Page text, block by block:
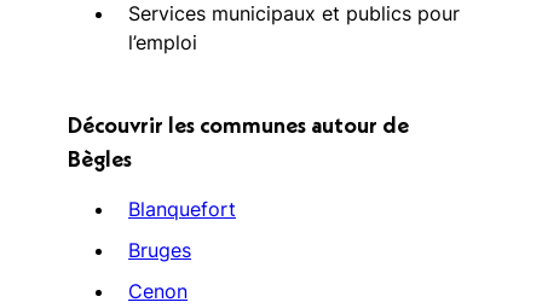
Services municipaux et publics pour
l’emploi
Découvrir les communes autour de
Bègles
Blanquefort
Bruges
Cenon